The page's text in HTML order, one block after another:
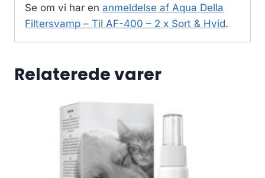
Se om vi har en anmeldelse af Aqua Della
Filtersvamp – Til AF-400 – 2 x Sort & Hvid.
Relaterede varer